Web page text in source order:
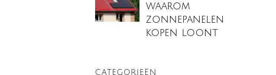
waarom
zonnepanelen
kopen loont
CATEGORIEËN